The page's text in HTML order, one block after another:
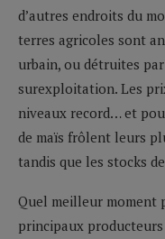
d’autres endroits du
terres agricoles sont
urbain, ou détruites
surexploitation. Les
niveaux record… et
de maïs frôlent leurs
tandis que les stocks
Quel meilleur moment
principaux